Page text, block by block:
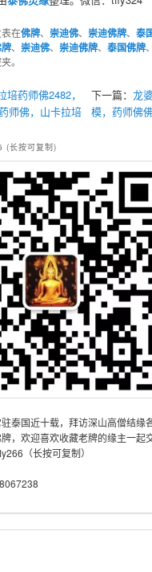
在佛牌、 崇迪佛、 崇迪佛牌、泰
、 崇迪佛、 崇迪佛牌、泰国佛牌
。
培药师佛2482，
师佛，山卡拉培
下一篇： 龙
模，药师佛
(长按可复制)
泰国近十载，拜访深山高僧结缘
，欢迎喜欢收藏老牌的缘主一起
（长按可复制）